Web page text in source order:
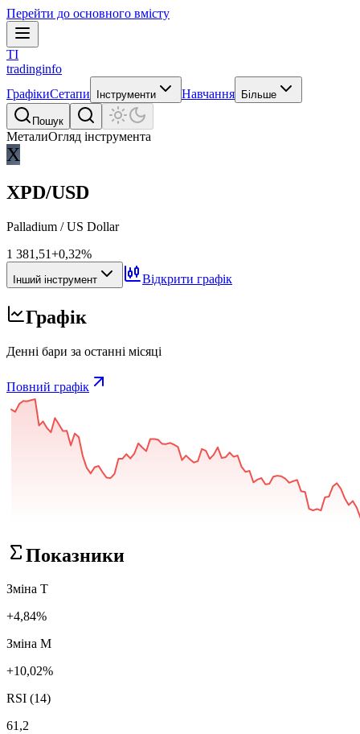
Перейти до основного вмісту
TI
tradinginfo
ГрафікиСетапи Інструменти Навчання Більше
Пошук
МеталиОгляд інструмента
X
XPD/USD
Palladium / US Dollar
1 381,51+0,32%
Інший інструмент Відкрити графік
Графік
Денні бари за останні місяці
Повний графік
Показники
Зміна Т
+4,84%
Зміна М
+10,02%
RSI (14)
61,2